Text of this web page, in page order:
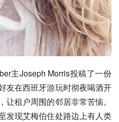
主Joseph Morris投稿了一份
友在西班牙游玩时彻夜喝酒开
租户周围的邻居非常苦恼。
发现艾梅伯住处路边上有人类